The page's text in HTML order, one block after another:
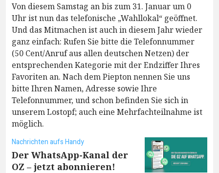
Von diesem Samstag an bis zum 31. Januar um 0
Uhr ist nun das telefonische „Wahllokal“ geöffnet.
Und das Mitmachen ist auch in diesem Jahr wieder
ganz einfach: Rufen Sie bitte die Telefonnummer
(50 Cent/Anruf aus allen deutschen Netzen) der
entsprechenden Kategorie mit der Endziffer Ihres
Favoriten an. Nach dem Piepton nennen Sie uns
bitte Ihren Namen, Adresse sowie Ihre
Telefonnummer, und schon befinden Sie sich in
unserem Lostopf; auch eine Mehrfachteilnahme ist
möglich.
Nachrichten aufs Handy
Der WhatsApp-Kanal der
OZ – jetzt abonnieren!